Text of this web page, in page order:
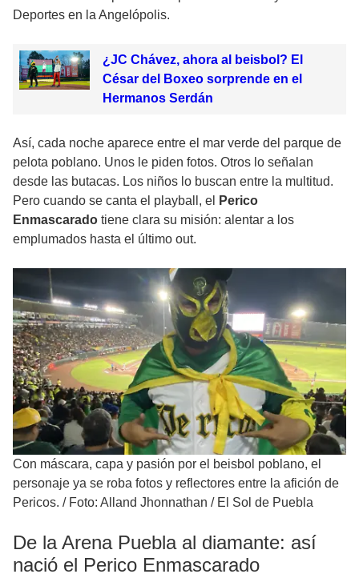
Deportes en la Angelópolis.
¿JC Chávez, ahora al beisbol? El
César del Boxeo sorprende en el
Hermanos Serdán
Así, cada noche aparece entre el mar verde del parque de
pelota poblano. Unos le piden fotos. Otros lo señalan
desde las butacas. Los niños lo buscan entre la multitud.
Pero cuando se canta el playball, el
Perico
Enmascarado tiene clara su misión: alentar a los
emplumados hasta el último out.
Con máscara, capa y pasión por el beisbol poblano, el
personaje ya se roba fotos y reflectores entre la afición de
Pericos. / Foto: Alland Jhonnathan / El Sol de Puebla
De la Arena Puebla al diamante: así
nació el Perico Enmascarado